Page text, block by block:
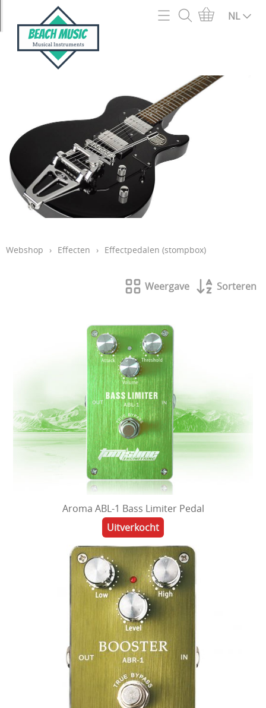
Webshop
2e hands en outlet
Acc en onderdelen snaarinstrumenten
Accordeons
Akoestische Gitaren
Basgitaren
Blaasinstrumenten
Bladmuziek en muziekboeken
Cursussen gitaar, keyboard, ukelele en slagwerk
Elektrische gitaren
Klassieke gitaren
Kledij
Mondharpen
Muzieksoftware/CD ROM/DVD
Strijkinstrumenten
Versterkers (gtr, bas, ak)
Mijn account
Openingsuren
Verzendingen
NL
Webshop › Effecten › Effectpedalen (stompbox)
Weergave Sorteren
Aroma ABL-1 Bass Limiter Pedal
Uitverkocht